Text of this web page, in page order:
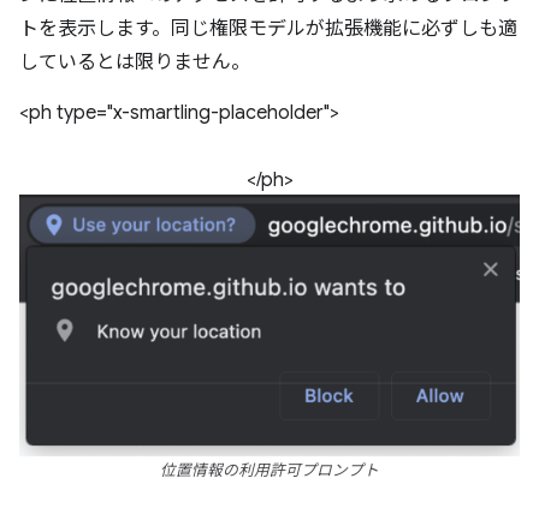
トを表示します。同じ権限モデルが拡張機能に必ずしも適
しているとは限りません。
<ph type="x-smartling-placeholder">
</ph>
位置情報の利用許可プロンプト